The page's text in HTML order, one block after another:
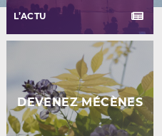
L’ACTU
DEVENEZ MÉCÈNES